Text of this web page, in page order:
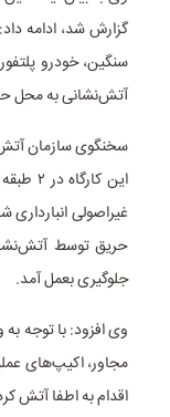
گزارش شد، ادامه
آتش‌نشانی به محل
سخنگوی سازمان
غیراصولی
حریق توسط
جلوگیری بعمل آمد.
وی افزود: با توجه
مجاور، اکیپ‌های
اقدام به اطفا آتش